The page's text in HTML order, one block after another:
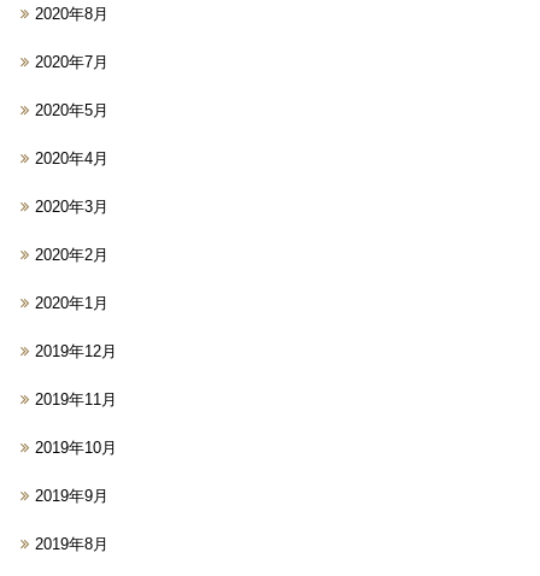
2020年8月
2020年7月
2020年5月
2020年4月
2020年3月
2020年2月
2020年1月
2019年12月
2019年11月
2019年10月
2019年9月
2019年8月